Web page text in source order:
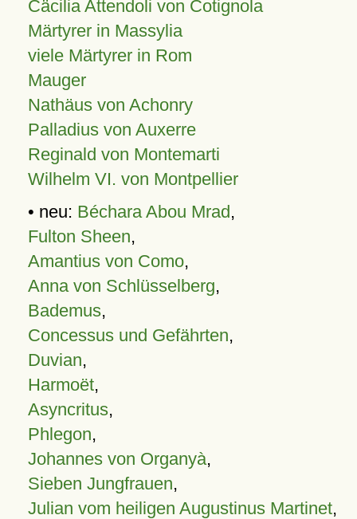
Cäcilia Attendoli von Cotignola
Märtyrer in Massylia
viele Märtyrer in Rom
Mauger
Nathäus von Achonry
Palladius von Auxerre
Reginald von Montemarti
Wilhelm VI. von Montpellier
• neu: Béchara Abou Mrad,
Fulton Sheen,
Amantius von Como,
Anna von Schlüsselberg,
Bademus,
Concessus und Gefährten,
Duvian,
Harmoët,
Asyncritus,
Phlegon,
Johannes von Organyà,
Sieben Jungfrauen,
Julian vom heiligen Augustinus Martinet,